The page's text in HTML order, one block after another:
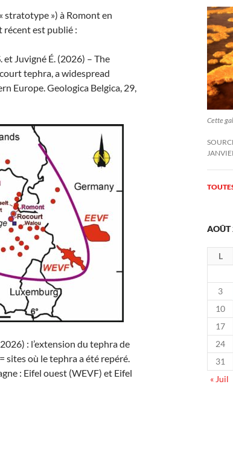
stratotype ») à Romont en
est publié :
et Juvigné É. (2026) – The
tephra, a widespread
Europe. Geologica Belgica, 29,
: l’extension du tephra de
où le tephra a été repéré.
: Eifel ouest (WEVF) et Eifel
en Belgique
Cette
AOÛT
L
3
10
17
24
31
« Juil